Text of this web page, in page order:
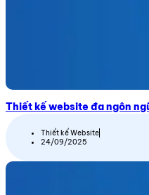
Thiết kế website đa ngôn
Thiết kế Website
24/09/2025